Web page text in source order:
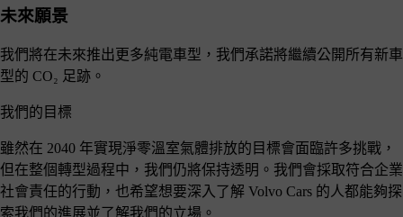
未來願景
我們將在未來推出更多純電車型，我們承諾將繼續公開所有新車
型的 CO₂ 足跡。
我們的目標
雖然在 2040 年實現淨零溫室氣體排放的目標會面臨許多挑戰，
但在整個轉型過程中，我們仍將保持透明。我們會採取符合企業
社會責任的行動，也希望想要深入了解 Volvo Cars 的人都能夠探
索我們的進展並了解我們的立場。